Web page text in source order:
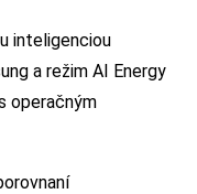
inteligenciou
a režim AI Energy
operačným